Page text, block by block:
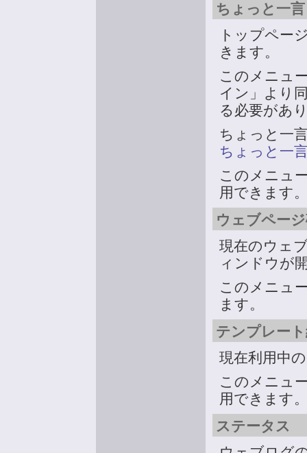
ちょっと一
トップペー
きます。
このメニュ
イン」より
る必要があ
ちょっと一
ちょっと一
このメニュ
用できます
ウェブペー
現在のウェ
ィンドウが
このメニュ
ます。
テンプレー
現在利用中
このメニュ
用できます
ステータス